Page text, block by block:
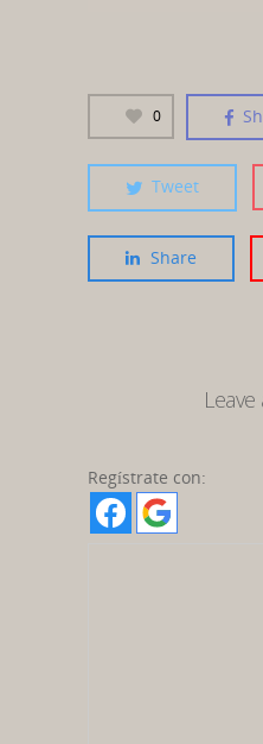
0
Tweet
Share
Regístrate con: